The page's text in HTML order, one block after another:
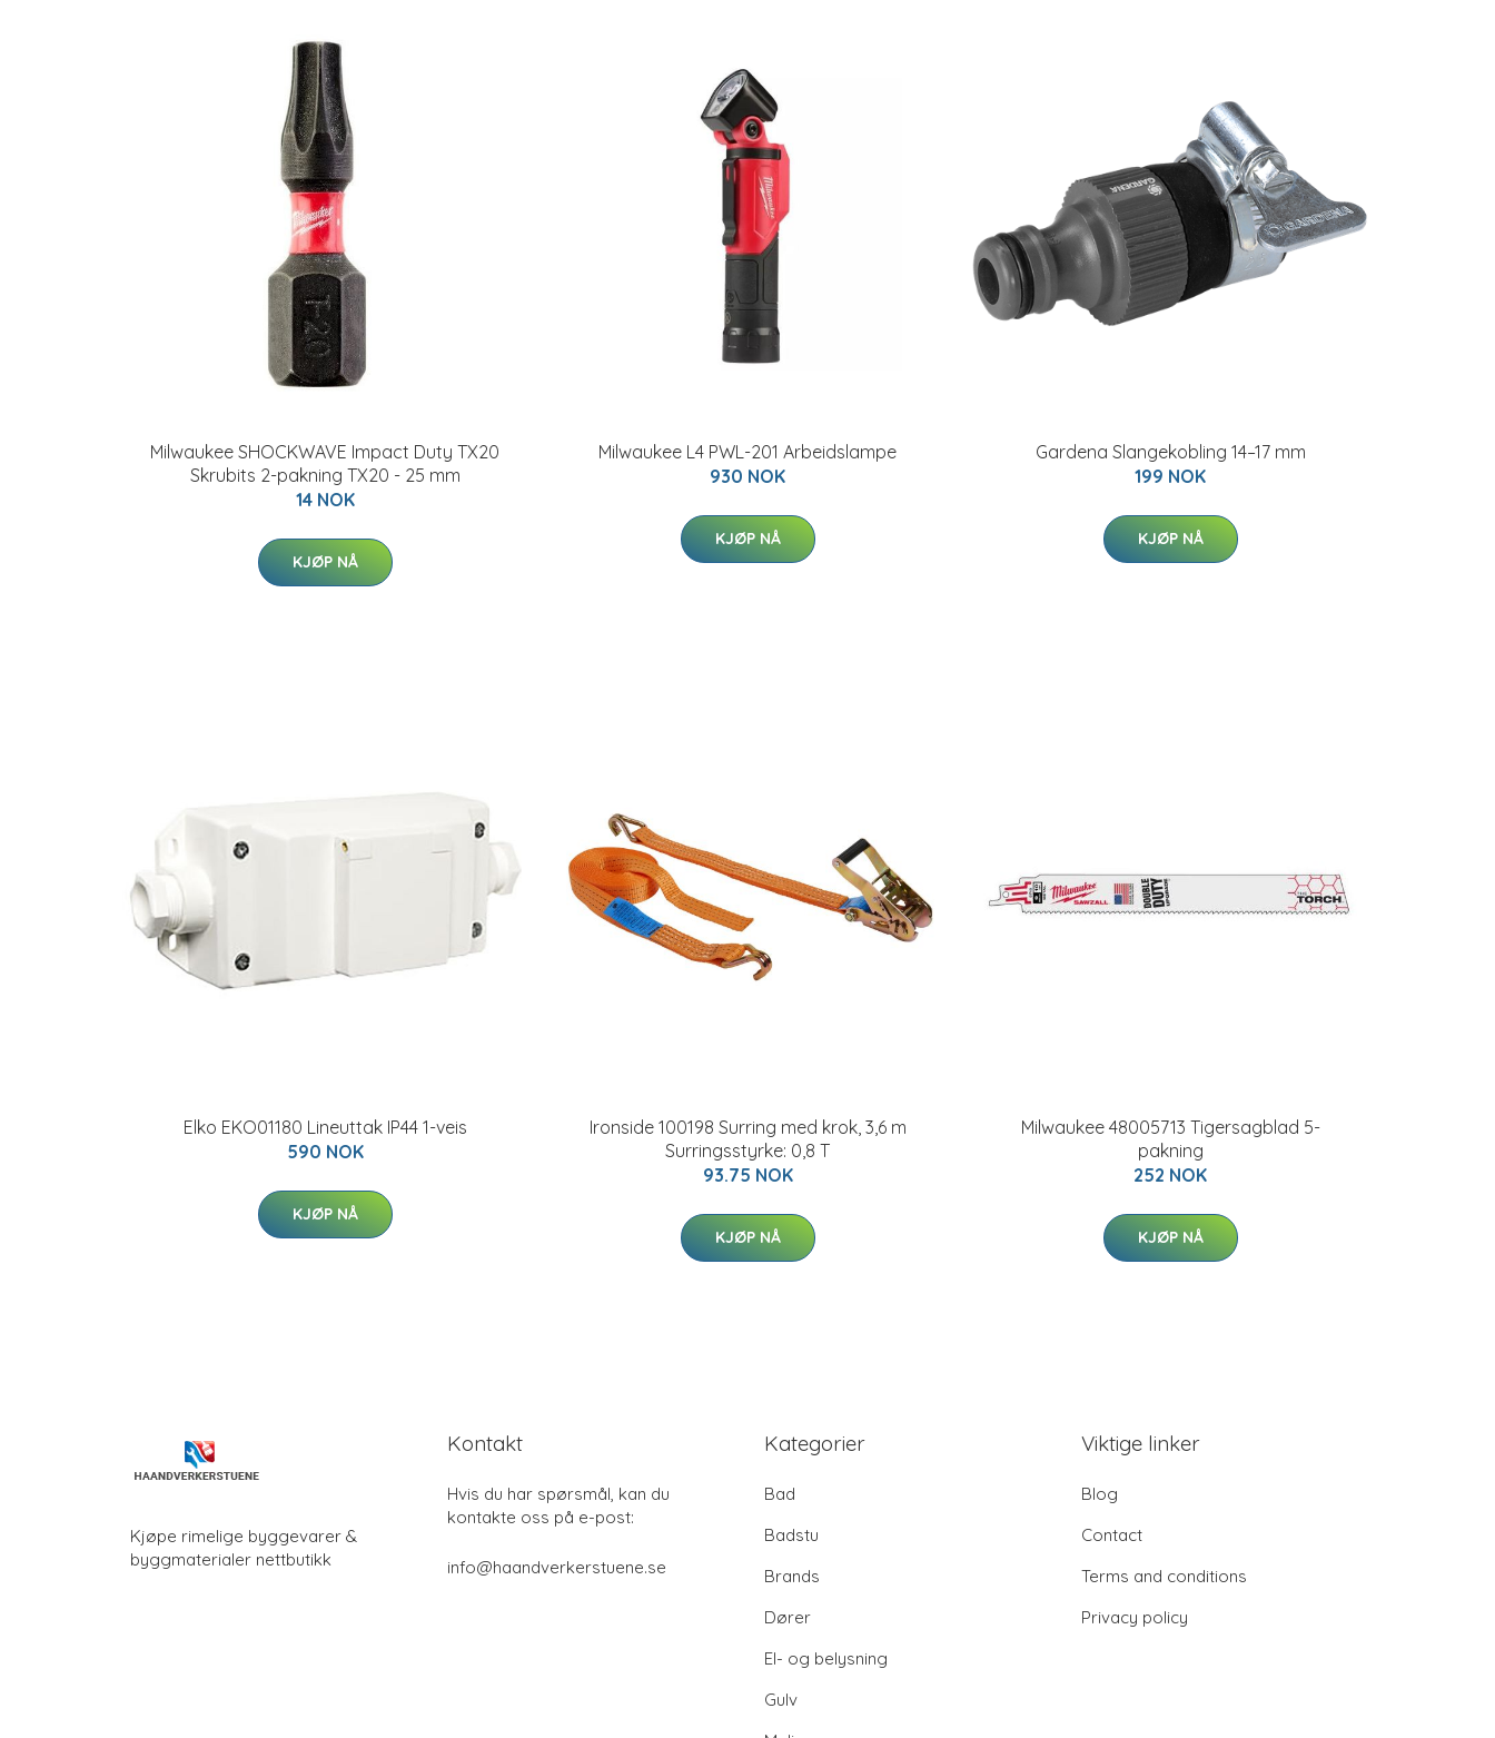
Milwaukee SHOCKWAVE Impact Duty TX20
Skrubits 2-pakning TX20 - 25 mm
14 NOK
KJØP NÅ
Milwaukee L4 PWL-201 Arbeidslampe
930 NOK
KJØP NÅ
Gardena Slangekobling 14–17 mm
199 NOK
KJØP NÅ
Elko EKO01180 Lineuttak IP44 1-veis
590 NOK
KJØP NÅ
Ironside 100198 Surring med krok, 3,6 m
Surringsstyrke: 0,8 T
93.75 NOK
KJØP NÅ
Milwaukee 48005713 Tigersagblad 5-
pakning
252 NOK
KJØP NÅ
Kjøpe rimelige byggevarer &
byggmaterialer nettbutikk
Kontakt
Hvis du har spørsmål, kan du
kontakte oss på e-post:
info@haandverkerstuene.se
Kategorier
Bad
Badstu
Brands
Dører
El- og belysning
Gulv
Viktige linker
Blog
Contact
Terms and conditions
Privacy policy